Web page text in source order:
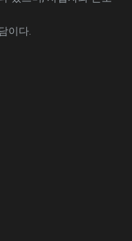
이다.